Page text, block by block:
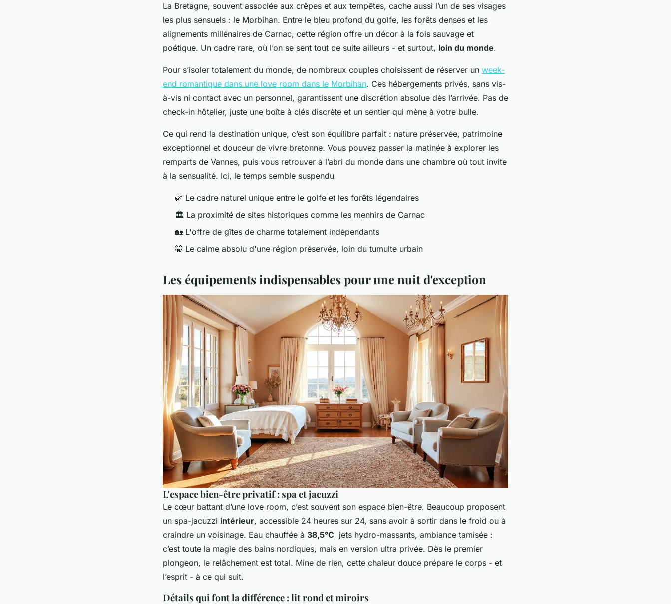
La Bretagne, souvent associée aux crêpes et aux tempêtes, cache aussi l’un de ses visages
les plus sensuels : le Morbihan. Entre le bleu profond du golfe, les forêts denses et les
alignements millénaires de Carnac, cette région offre un décor à la fois sauvage et
poétique. Un cadre rare, où l’on se sent tout de suite ailleurs - et surtout, loin du monde.
Pour s’isoler totalement du monde, de nombreux couples choisissent de réserver un week-
end romantique dans une love room dans le Morbihan. Ces hébergements privés, sans vis-
à-vis ni contact avec un personnel, garantissent une discrétion absolue dès l’arrivée. Pas de
check-in hôtelier, juste une boîte à clés discrète et un sentier qui mène à votre bulle.
Ce qui rend la destination unique, c’est son équilibre parfait : nature préservée, patrimoine
exceptionnel et douceur de vivre bretonne. Vous pouvez passer la matinée à explorer les
remparts de Vannes, puis vous retrouver à l’abri du monde dans une chambre où tout invite
à la sensualité. Ici, le temps semble suspendu.
🌿 Le cadre naturel unique entre le golfe et les forêts légendaires
🏛️ La proximité de sites historiques comme les menhirs de Carnac
🏡 L'offre de gîtes de charme totalement indépendants
🤫 Le calme absolu d'une région préservée, loin du tumulte urbain
Les équipements indispensables pour une nuit d'exception
L'espace bien-être privatif : spa et jacuzzi
Le cœur battant d’une love room, c’est souvent son espace bien-être. Beaucoup proposent
un spa-jacuzzi intérieur, accessible 24 heures sur 24, sans avoir à sortir dans le froid ou à
craindre un voisinage. Eau chauffée à 38,5°C, jets hydro-massants, ambiance tamisée :
c’est toute la magie des bains nordiques, mais en version ultra privée. Dès le premier
plongeon, le relâchement est total. Mine de rien, cette chaleur douce prépare le corps - et
l’esprit - à ce qui suit.
Détails qui font la différence : lit rond et miroirs